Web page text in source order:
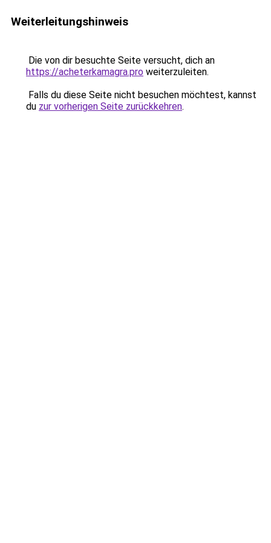
Weiterleitungshinweis
Die von dir besuchte Seite versucht, dich an
https://acheterkamagra.pro weiterzuleiten.
Falls du diese Seite nicht besuchen möchtest, kannst
du zur vorherigen Seite zurückkehren.